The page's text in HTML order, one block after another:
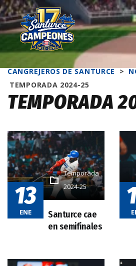
CANGREJEROS DE SANTURCE >
TEMPORADA 2024-25
TEMPORADA
Temporada
2024-25
13
ENE